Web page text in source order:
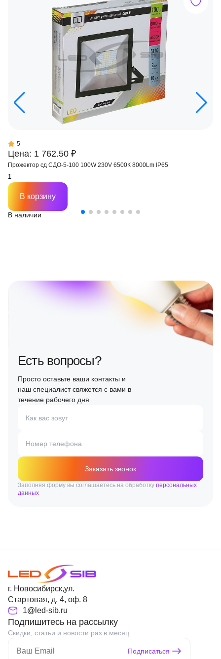
Цена: 1 762.50 ₽
5
Прожектор сд СДО-5-100 100W 230V 6500К 8000Lm IP65
В наличии
В корзину
Есть вопросы?
Просто оставьте ваши контакты и
наш специалист свяжется с вами в
течение рабочего дня
Как вас зовут
Номер телефона
Заказать звонок
Заполняя форму вы соглашаетесь на обработку персональных
данных
г. Новосибирск,ул.
Стартовая, д. 4, оф. 8
1@led-sib.ru
Подпишитесь на рассылку
Скидки, статьи и новости раз в месяц
Подписаться